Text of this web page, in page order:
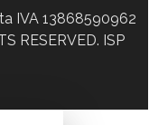
IVA 13868590962
RESERVED. ISP